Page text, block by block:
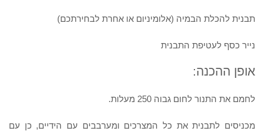
תבנית להכלת הבמיה (אלומיניום או אחרת לבחירתכם)
נייר כסף לעטיפת התבנית
אופן ההכנה:
לחמם את התנור לחום גבוה 250 מעלות.
מכניסים לתבנית את כל המצרכים ומערבבים עם הידיים, כן עם